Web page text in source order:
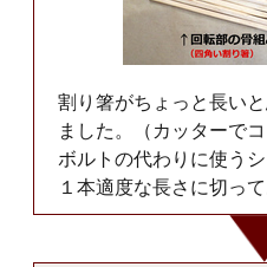
割り箸がちょっと長い
ました。（カッターで
ボルトの代わりに使う
１本適度な長さに切って